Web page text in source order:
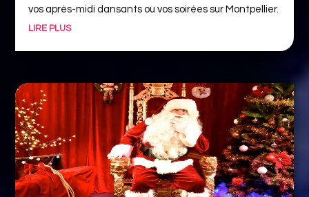
vos après-midi dansants ou vos soirées sur Montpellier.
LIRE PLUS